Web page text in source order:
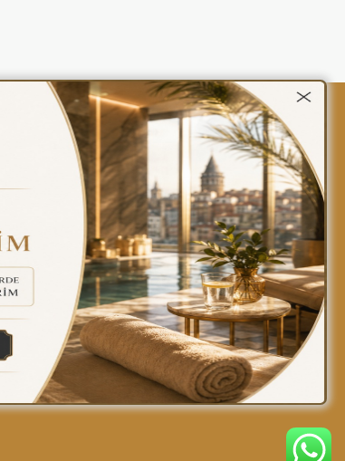
Gizlilik Politikası Türkçe
Find yourself at home
in our hotel